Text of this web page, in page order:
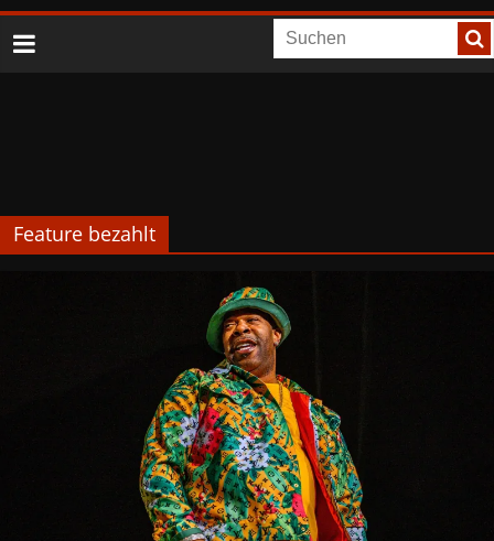
Feature bezahlt